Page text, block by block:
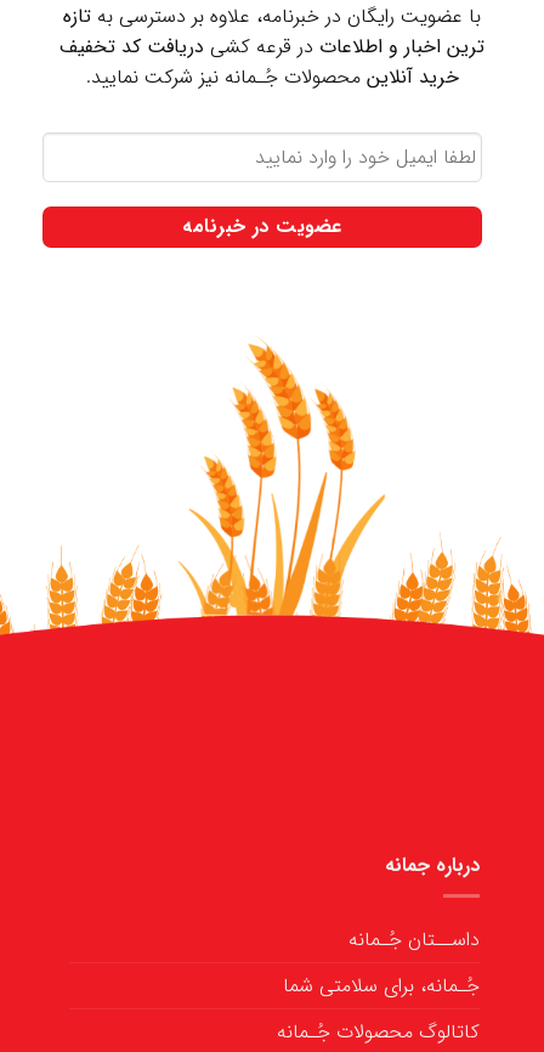
با عضویت رایگان در خبرنامه، علاوه بر دسترسی به تازه
ترین اخبار و اطلاعات در قرعه کشی دریافت کد تخفیف
خرید آنلاین محصولات جُـمانه نیز شرکت نمایید.
لطفا
ایمیل
خود
را
نمایید
درباره جمانه
داســتان جُـمانه
جُـمانه، برای سلامتی شما
کاتالوگ محصولات جُـمانه